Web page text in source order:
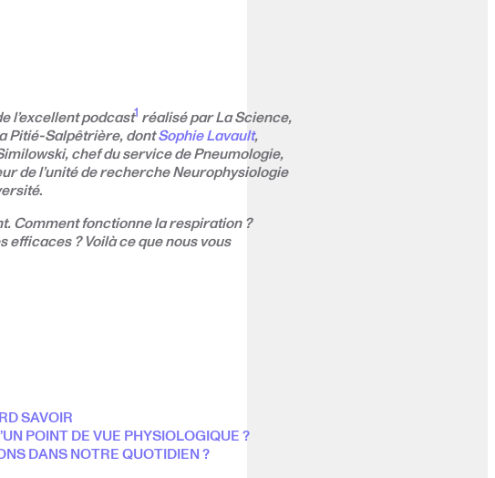
l’excellent podcast1 réalisé parLa Science,
Pitié-Salpêtrière, dontSophie Lavault,
chef du service de Pneumologie,
de l’unité de recherche Neurophysiologie
.
Comment fonctionne la respiration ?
? Voilà ce que nous vous
SAVOIR
POINT DE VUE PHYSIOLOGIQUE ?
DANS NOTRE QUOTIDIEN ?